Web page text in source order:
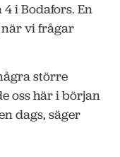
i Bodafors. En
vi frågar
större
oss här i början
dags, säger